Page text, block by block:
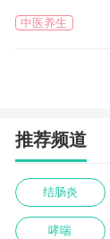
中医养生
推荐频道
结肠炎
哮喘